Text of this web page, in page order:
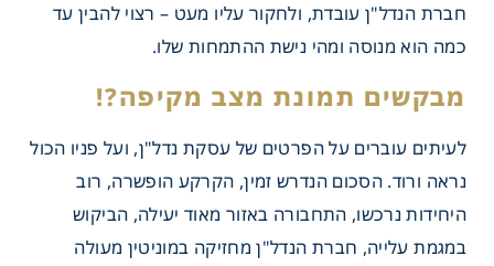
חברת הנדל"ן עובדת, ולחקור עליו מעט – רצוי להבין עד
כמה הוא מנוסה ומהי נישת ההתמחות שלו.
לעיתים עוברים על הפרטים של עסקת נדל"ן, ועל פניו הכול
נראה ורוד. הסכום הנדרש זמין, הקרקע הופשרה, רוב
היחידות נרכשו, התחבורה באזור מאוד יעילה, הביקוש
במגמת עלייה, חברת הנדל"ן מחזיקה במוניטין מעולה